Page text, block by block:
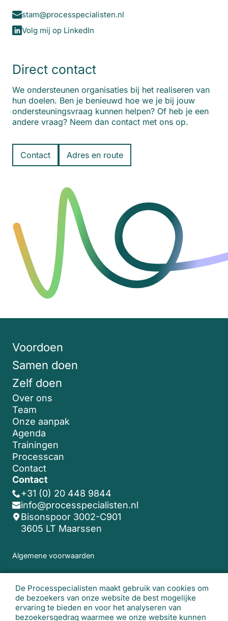
De Processpecialisten maakt gebruik van cookies om
de bezoekers van onze website de best mogelijke
ervaring te bieden en voor het analyseren van
bezoekersgedrag waarmee we onze website kunnen
stam@processpecialisten.nl
Volg mij op LinkedIn
Direct contact
We ondersteunen organisaties bij het realiseren van
hun doelen. Ben je benieuwd hoe we je bij jouw
ondersteuningsvraag kunnen helpen? Of heb je een
andere vraag? Neem dan contact met ons op.
Contact Adres en route
Voordoen
Samen doen
Zelf doen
Over ons
Team
Onze aanpak
Agenda
Trainingen
Processcan
Contact
Contact
+31 (0) 20 448 9844
info@processpecialisten.nl
Bisonspoor 3002-C901
3605 LT Maarssen
Algemene voorwaarden
© 2026 De Processpecialisten. Alle rechten
voorbehouden.Realisatie website:Studio
Lemon